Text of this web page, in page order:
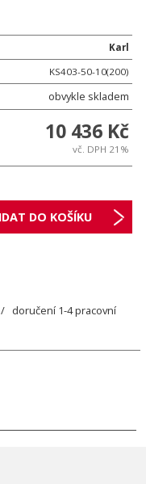
Karl
KS403-50-10(200)
obvykle skladem
10 436 Kč
vč. DPH 21%
/ doručení 1-4 pracovní